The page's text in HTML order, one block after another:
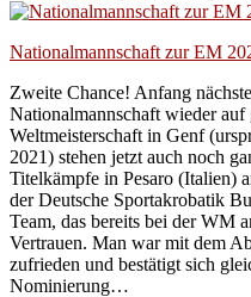
Nationalmannschaft zur EM
Zweite Chance! Anfang
Nationalmannschaft wieder auf
Weltmeisterschaft in Genf
2021) stehen jetzt auch noch
Titelkämpfe in Pesaro (Italien)
der Deutsche Sportakrobatik
Team, das bereits bei der WM
Vertrauen. Man war mit dem
zufrieden und bestätigt sich
Nominierung…